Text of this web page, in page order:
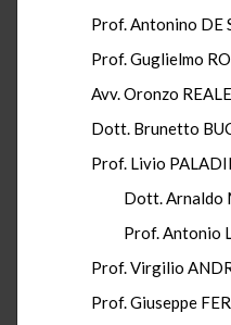
Prof. Antonino DE
Prof. Guglielmo
Avv. Oronzo REALE
Dott. Brunetto
Prof. Livio
Dott. Arnaldo
Prof. Antonio
Prof. Virgilio
Prof. Giuseppe